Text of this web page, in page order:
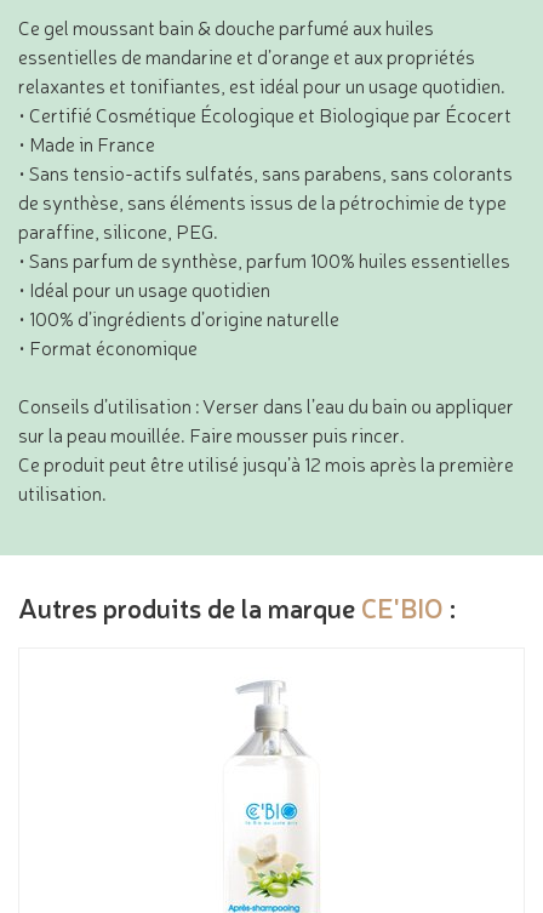
Ce gel moussant bain & douche parfumé aux huiles
essentielles de mandarine et d’orange et aux propriétés
relaxantes et tonifiantes, est idéal pour un usage quotidien.
• Certifié Cosmétique Écologique et Biologique par Écocert
• Made in France
• Sans tensio-actifs sulfatés, sans parabens, sans colorants
de synthèse, sans éléments issus de la pétrochimie de type
paraffine, silicone, PEG.
• Sans parfum de synthèse, parfum 100% huiles essentielles
• Idéal pour un usage quotidien
• 100% d’ingrédients d’origine naturelle
• Format économique
Conseils d’utilisation : Verser dans l’eau du bain ou appliquer
sur la peau mouillée. Faire mousser puis rincer.
Ce produit peut être utilisé jusqu’à 12 mois après la première
utilisation.
Autres produits de la marque CE'BIO :